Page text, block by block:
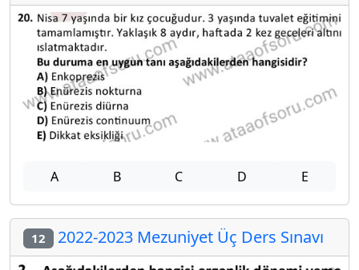
A B C D E
12 2022-2023 Mezuniyet Üç Ders Sınavı